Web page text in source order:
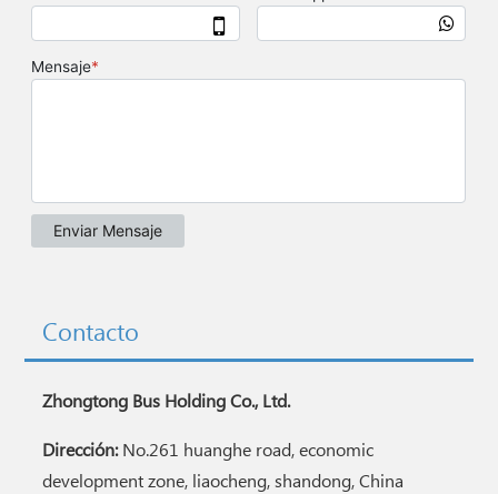
Contacto
Zhongtong Bus Holding Co., Ltd.
Dirección:No.261 huanghe road, economic
development zone, liaocheng, shandong, China